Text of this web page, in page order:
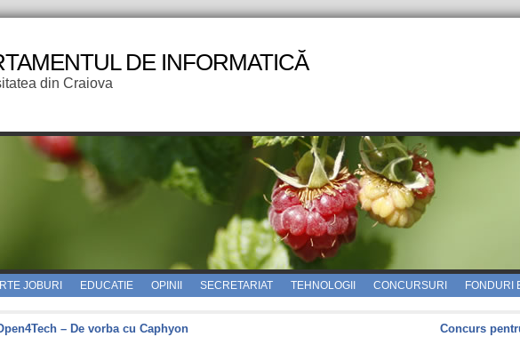
DE INFORMATICĂ
din Craiova
JOBURI EDUCATIE OPINII SECRETARIAT TEHNOLOGII CONCURSURI FONDURI
– De vorba cu Caphyon Concurs